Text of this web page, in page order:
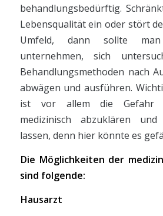
behandlungsbedürftig.
Lebensqualität ein oder stört
Umfeld, dann sollte
unternehmen, sich
Behandlungsmethoden nach
abwägen und ausführen.
ist vor allem die Gefahr
medizinisch abzuklären
lassen, denn hier könnte es
Die Möglichkeiten der
sind folgende:
Hausarzt